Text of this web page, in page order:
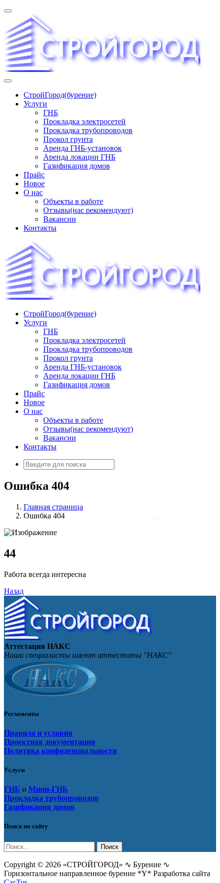
Перейти
содержимому
трудопроводов ∿ Газификация жилого сектора ✆
+74951573444
СтройГород(бурение)
Услуги
ГНБ
Прокладка электросетей
Прокладка трубопроводов
Прокол грунта
Аренда ГНБ-установок
Аренда локации ГНБ
Газификация домов
Прайс
Новое
О нас
Объекты в работе
Отзывы(нас рекомендуют)
Вакансии
Контакты
«СТРОЙГОРОД» ∿ Бурение ∿ ГНБ ∿ Прокладка
трудопроводов ∿ Газификация жилого сектора ✆
+74951573444
СтройГород(бурение)
Услуги
ГНБ
Прокладка электросетей
Прокладка трубопроводов
Прокол грунта
Аренда ГНБ-установок
Аренда локации ГНБ
Газификация домов
Прайс
Новое
О нас
Объекты в работе
Отзывы(нас рекомендуют)
Вакансии
Контакты
Искать:
Ошибка 404
Главная страница
Ошибка 404
44
Работа всегда интересна
Назад
Аттестация НАКС
Наши специалисты имеют аттестаты "НАКС"
Регламенты
Правила и условия
Проектная документация
Политика конфиденциальности
Услуги
ГНБ и Мини-ГНБ
Прокладка трубопроводов
Газификация домов
Поиск по сайту
Найти:
Copyright © 2026 «СТРОЙГОРОД» ∿ Бурение ∿
Горизонтальное направленное бурение *Y* Разработка сайта